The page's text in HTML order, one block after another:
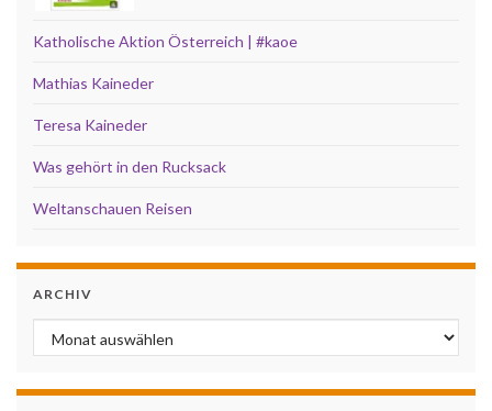
Katholische Aktion Österreich | #kaoe
Mathias Kaineder
Teresa Kaineder
Was gehört in den Rucksack
Weltanschauen Reisen
ARCHIV
Archiv